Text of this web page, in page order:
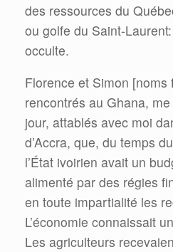
des ressources du
ou golfe du Saint-
occulte.
Florence et Simon
rencontrés au Ghana,
jour, attablés avec moi
d’Accra, que, du temps
l’État ivoirien avait un
alimenté par des régies
en toute impartialité les
L’économie connaissait
Les agriculteurs